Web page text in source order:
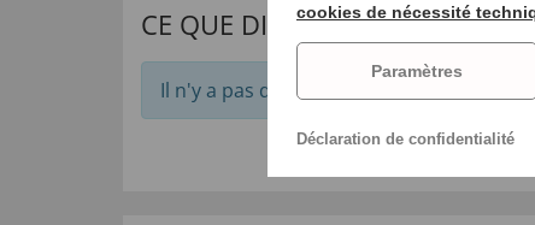
CE QUE DISENT NOS CLIENTS
Il n'y a pas de commentaires pour cet
cookies de nécessité
Paramètres
Déclaration de confidentialité